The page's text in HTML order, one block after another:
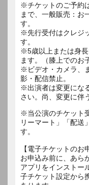
※チケットのご予約
まで、一般販売：お
す。
※先行受付はクレジ
す。
※5歳以上または身
ます。（膝上でのお
※ビデオ・カメラ、
影・配信禁止。
※出演者は変更にな
さい。尚、変更に伴
※当公演のチケット
リーマート」「配送
す。
【電子チケットのお
お申込み前に、あら
アプリをインストー
子チケット設定から